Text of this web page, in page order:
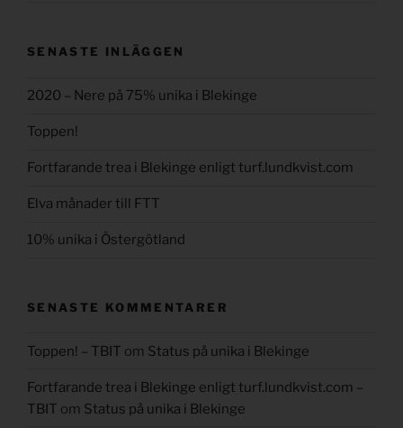
SENASTE INLÄGGEN
2020 – Nere på 75% unika i Blekinge
Toppen!
Fortfarande trea i Blekinge enligt turf.lundkvist.com
Elva månader till FTT
10% unika i Östergötland
SENASTE KOMMENTARER
Toppen! – TBIT om Status på unika i Blekinge
Fortfarande trea i Blekinge enligt turf.lundkvist.com –
TBIT om Status på unika i Blekinge